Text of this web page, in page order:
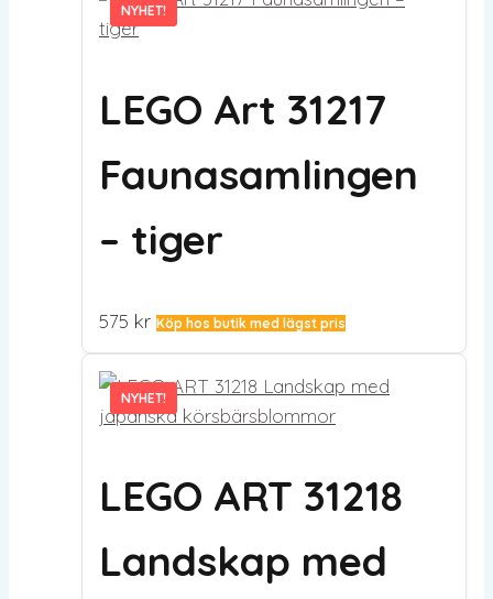
NYHET!
NYHET!
LEGO Art 31217
Faunasamlingen
– tiger
575 kr Köp hos butik med lägst pris
NYHET!
NYHET!
LEGO ART 31218
Landskap med